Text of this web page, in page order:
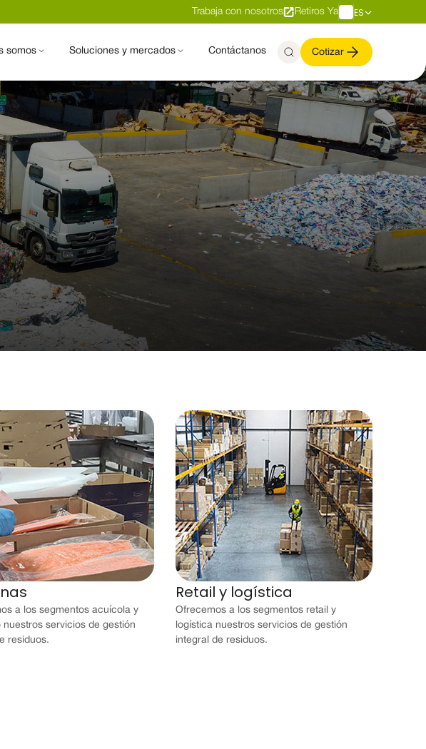
Trabaja con nosotros Retiros Ya ES
somos Soluciones y mercados Contáctanos Cotizar
a los segmentos acuícola y
nuestros servicios de gestión
residuos.
Retail y logística
Ofrecemos a los segmentos retail y
logística nuestros servicios de gestión
integral de residuos.